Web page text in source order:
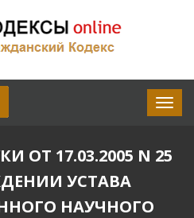
ОТ 17.03.2005 N 25
УСТАВА
НАУЧНОГО